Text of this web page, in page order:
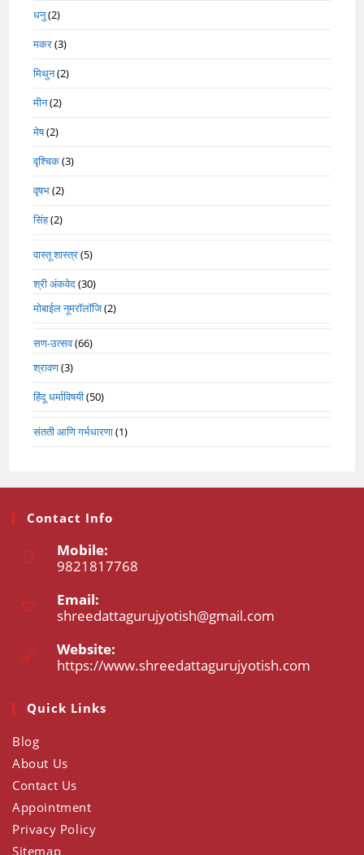
धनु(2)
मकर(3)
मिथुन(2)
मीन(2)
मेष(2)
वृश्चिक(3)
वृषभ(2)
सिंह(2)
वास्तू शास्त्र(5)
श्री अंकवेद(30)
मोबाईल नूमरॉलॉजि(2)
सण-उत्सव(66)
श्रावण(3)
हिंदू धर्माविषयी(50)
संतती आणि गर्भधारणा(1)
Contact Info
Mobile:
9821817768
in
your
application
Email:
shreedattagurujyotish@gmail.com
Website:
https://www.shreedattagurujyotish.com
Quick Links
Blog
About Us
Contact Us
Appointment
Privacy Policy
Sitemap